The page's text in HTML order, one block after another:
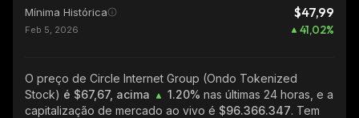
Mínima Histórica $47,99
Feb 5, 2026 41,02%
O preço de Circle Internet Group (Ondo Tokenized
Stock) é $67,67, acima 1.20% nas últimas 24 horas, e a
capitalização de mercado ao vivo é $96.366.347. Tem